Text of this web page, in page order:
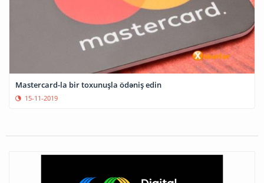
Mastercard-la bir toxunuşla ödəniş edin
15-11-2019